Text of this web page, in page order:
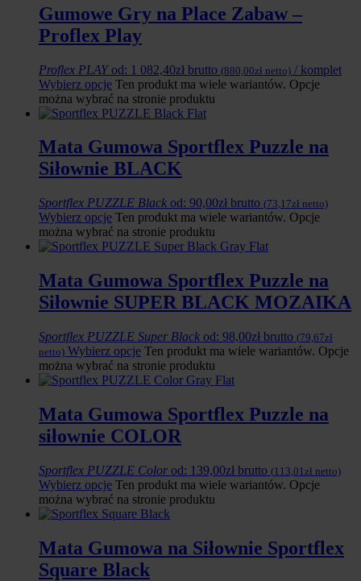
Gumowe Gry na Place Zabaw –
Proflex Play
Proflex PLAY od: 1 082,40zł brutto (880,00zł netto) / komplet
Wybierz opcje Ten produkt ma wiele wariantów. Opcje
można wybrać na stronie produktu
Mata Gumowa Sportflex Puzzle na
Siłownie BLACK
Sportflex PUZZLE Black od: 90,00zł brutto (73,17zł netto)
Wybierz opcje Ten produkt ma wiele wariantów. Opcje
można wybrać na stronie produktu
Mata Gumowa Sportflex Puzzle na
Siłownie SUPER BLACK MOZAIKA
Sportflex PUZZLE Super Black od: 98,00zł brutto (79,67zł
netto) Wybierz opcje Ten produkt ma wiele wariantów. Opcje
można wybrać na stronie produktu
Mata Gumowa Sportflex Puzzle na
siłownie COLOR
Sportflex PUZZLE Color od: 139,00zł brutto (113,01 zł netto)
Wybierz opcje Ten produkt ma wiele wariantów. Opcje
można wybrać na stronie produktu
Mata Gumowa na Siłownie Sportflex
Square Black